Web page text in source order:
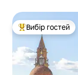
Топ вибір гостей
Вибір гостей